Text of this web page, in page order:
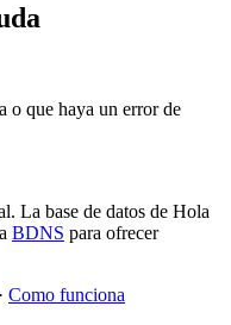
o que haya un error de
La base de datos de Hola
BDNS para ofrecer
· Como funciona